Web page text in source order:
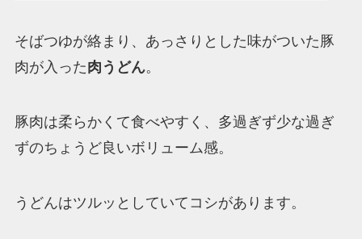
そばつゆが絡まり、あっさりとした味がついた豚
肉が入った肉うどん。
豚肉は柔らかくて食べやすく、多過ぎず少な過ぎ
ずのちょうど良いボリューム感。
うどんはツルッとしていてコシがあります。